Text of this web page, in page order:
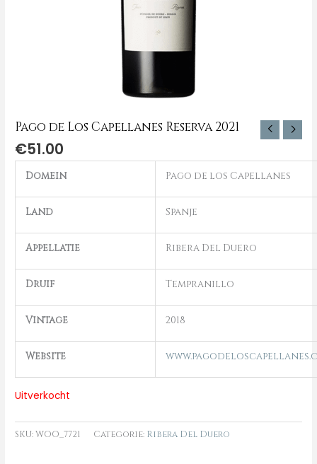
Pago de Los Capellanes Reserva 2021
€51.00
Domein Pago de los Capellanes
Land Spanje
Appellatie Ribera Del Duero
Druif Tempranillo
Vintage 2018
Website
Uitverkocht
SKU:WOO_7721 Categorie: Ribera Del Duero